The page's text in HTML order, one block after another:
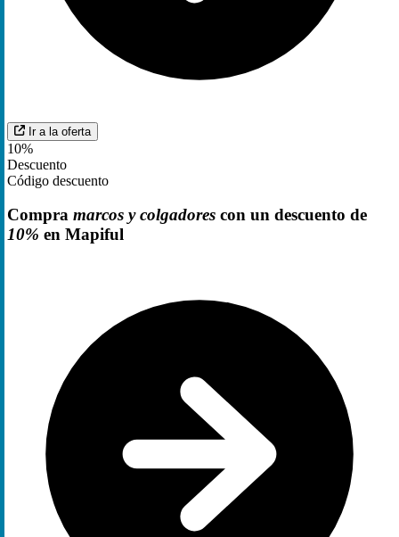
Ir a la oferta
10%
Descuento
Código descuento
Compra marcos y colgadores con un descuento de
10% en Mapiful